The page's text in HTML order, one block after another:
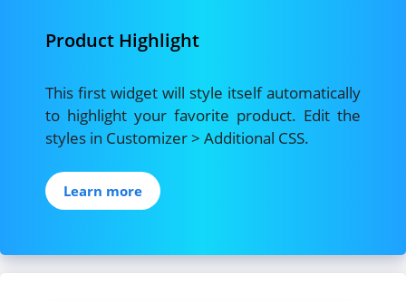
Product Highlight
This first widget will style itself automatically
to highlight your favorite product. Edit the
styles in Customizer > Additional CSS.
Learn more